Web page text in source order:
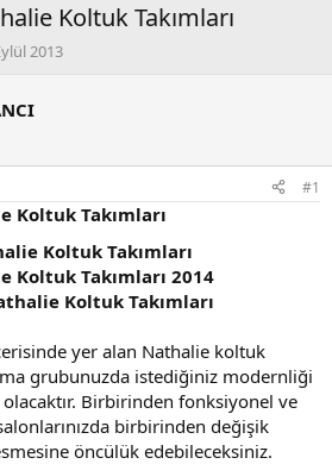
Koltuk Takımları
2013
#1
Koltuk Takımları
Koltuk Takımları
Koltuk Takımları 2014
Koltuk Takımları
yer alan Nathalie koltuk
grubunuzda istediğiniz modernliği
olacaktır. Birbirinden fonksiyonel ve
birbirinden değişik
öncülük edebileceksiniz.